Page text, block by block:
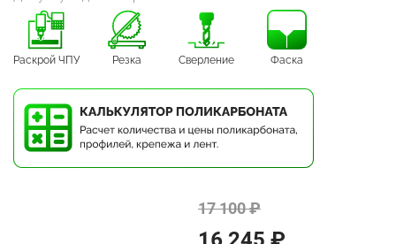
Раскрой ЧПУ Резка Сверление Фаска
17 100 ₽